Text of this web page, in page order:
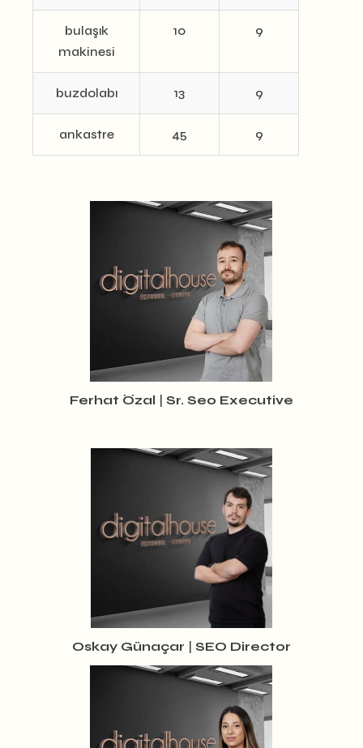
bulaşık
makinesi
10 9
buzdolabı 13 9
ankastre 45 9
Ferhat Özal Sr. Seo Executive
Oskay Günaçar SEO Director